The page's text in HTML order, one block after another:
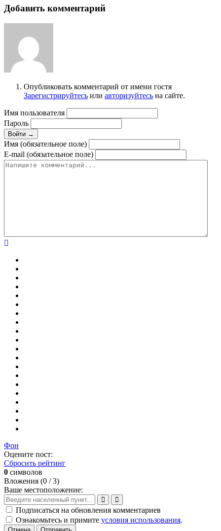
Добавить комментарий
Опубликовать комментарий от имени гостя
Зарегистрируйтесь или авторизуйтесь на сайте.
Имя пользователя
Пароль
Войти →
Имя (обязательное поле)
E-mail (обязательное поле)
Фон
Оцените пост:
Сбросить рейтинг
0 символов
Вложения (0 / 3)
Ваше местоположение:
Подписаться на обновления комментариев
Ознакомьтесь и примите условия использования.